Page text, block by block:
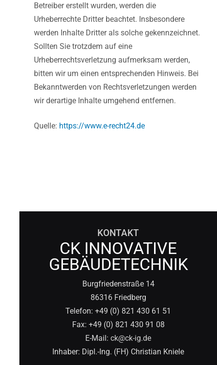
Betreiber erstellt wurden, werden die
Urheberrechte Dritter beachtet. Insbesondere
werden Inhalte Dritter als solche gekennzeichnet.
Sollten Sie trotzdem auf eine
Urheberrechtsverletzung aufmerksam werden,
bitten wir um einen entsprechenden Hinweis. Bei
Bekanntwerden von Rechtsverletzungen werden
wir derartige Inhalte umgehend entfernen.
Quelle: https://www.e-recht24.de
KONTAKT
CK INNOVATIVE
GEBÄUDETECHNIK
Burgfriedenstraße 14
86316 Friedberg
Telefon: +49 (0) 821 430 61 51
Fax: +49 (0) 821 430 91 08
E-Mail: ck@ck-ig.de
Inhaber: Dipl.-Ing. (FH) Christian Kniele